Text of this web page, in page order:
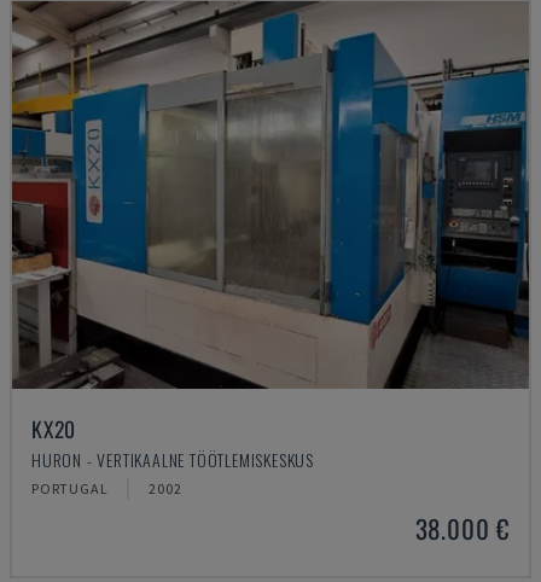
KX20
HURON - VERTIKAALNE TÖÖTLEMISKESKUS
PORTUGAL 2002
38.000 €